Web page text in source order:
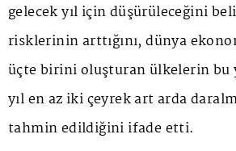
gelecek yıl için düşürüleceğini
risklerinin arttığını, dünya
üçte birini oluşturan ülkelerin bu
yıl en az iki çeyrek art arda
tahmin edildiğini ifade etti.